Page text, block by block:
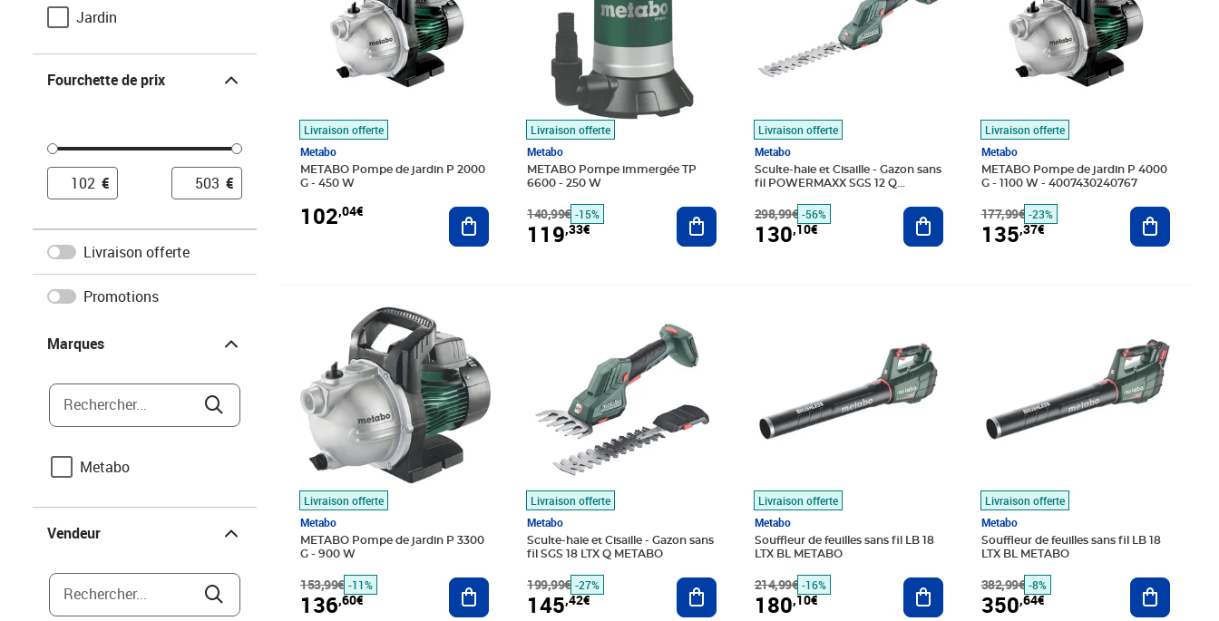
Jardin
Fourchette de prix
€ €
Livraison offerte
Promotions
Marques
Rechercher...
Metabo
Vendeur
Rechercher...
Livraison offerte
Metabo
METABO Pompe de jardin P 2000
G - 450 W
102,04€ Ajouter au panier
Livraison offerte
Metabo
METABO Pompe immergée TP
6600 - 250 W
140,99€ -15%
119,33€
Ajouter au panier
Livraison offerte
Metabo
Sculte-haie et Cisaille - Gazon sans
fil POWERMAXX SGS 12 Q
298,99€ -56%
130,10€
Ajouter au panier
Livraison offerte
Metabo
METABO Pompe de jardin P 4000
G - 1100 W - 4007430240767
177,99€ -23%
135,37€
Ajouter
Livraison offerte
Metabo
METABO Pompe de jardin P 3300
G - 900 W
153,99€
Prix barré 153,99€
-11%
136,60€
Prix 136,60€
Ajouter au panier
Livraison offerte
Metabo
Sculte-haie et Cisaille - Gazon sans
fil SGS 18 LTX Q METABO
199,99€ -27%
145,42€
Ajouter au panier
Livraison offerte
Metabo
Souffleur de feuilles sans fil LB 18
LTX BL METABO
214,99€ -16%
180,10€
Ajouter au panier
Livraison offerte
Metabo
Souffleur de feuilles sans fil LB 18
LTX BL METABO
382,99€ -8%
350,64€
Ajouter